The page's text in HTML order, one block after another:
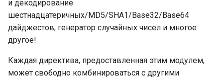
rabbitmqstomp
rack
radixtree
и декодирование
шестнадцатеричных/MD5/SHA1/Base32/Base64
дайджестов, генератор случайных чисел и многое
другое!
Каждая директива, предоставленная этим модулем,
может свободно комбинироваться с другими